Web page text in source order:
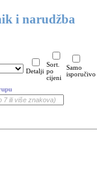
i narudžba
Detalji
Sort.
po
cijeni
Samo
isporučivo